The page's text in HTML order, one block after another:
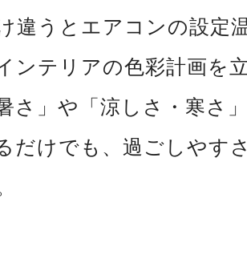
違うとエアコンの設定
ンテリアの色彩計画を
さ」や「涼しさ・寒さ
だけでも、過ごしやす